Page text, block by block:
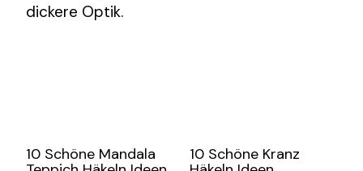
dickere Optik.
10 Schöne Mandala 10 Schöne Kranz